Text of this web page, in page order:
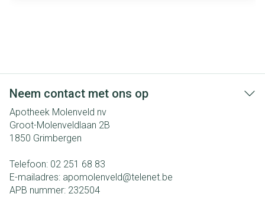
Neem contact met ons op
Apotheek Molenveld nv
Groot-Molenveldlaan 2B
1850 Grimbergen
Telefoon: 02 251 68 83
E-mailadres: apomolenveld@telenet.be
APB nummer: 232504